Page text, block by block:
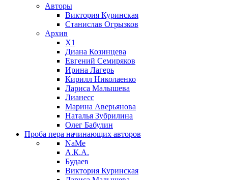
Авторы
Виктория Куринская
Станислав Огрызков
Архив
X1
Диана Козинцева
Евгений Семиряков
Ирина Лагерь
Кирилл Николаенко
Лариса Малышева
Лианесс
Марина Аверьянова
Наталья Зубрилина
Олег Бабулин
Проба пера начинающих авторов
NaMe
А.К.А.
Будаев
Виктория Куринская